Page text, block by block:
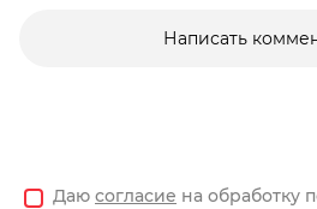
Написать
Даю согласие на обработку